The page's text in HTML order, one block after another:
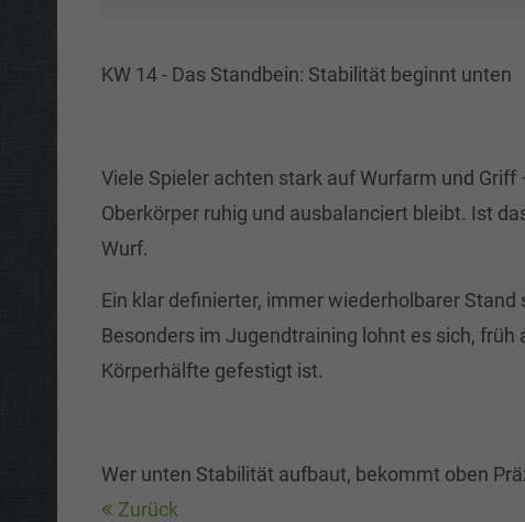
KW 14 - Das Standbein: Stabilität beginnt unten
Viele Spieler achten stark auf Wurfarm und
Oberkörper ruhig und ausbalanciert bleibt. Ist
Wurf.
Ein klar definierter, immer wiederholbarer
Besonders im Jugendtraining lohnt es sich,
Körperhälfte gefestigt ist.
Wer unten Stabilität aufbaut, bekommt oben
Zurück